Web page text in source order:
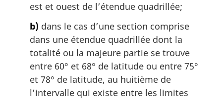
est et ouest de l’étendue quadrillée;
b) dans le cas d’une section comprise
dans une étendue quadrillée dont la
totalité ou la majeure partie se trouve
entre 60° et 68° de latitude ou entre 75°
et 78° de latitude, au huitième de
l’intervalle qui existe entre les limites